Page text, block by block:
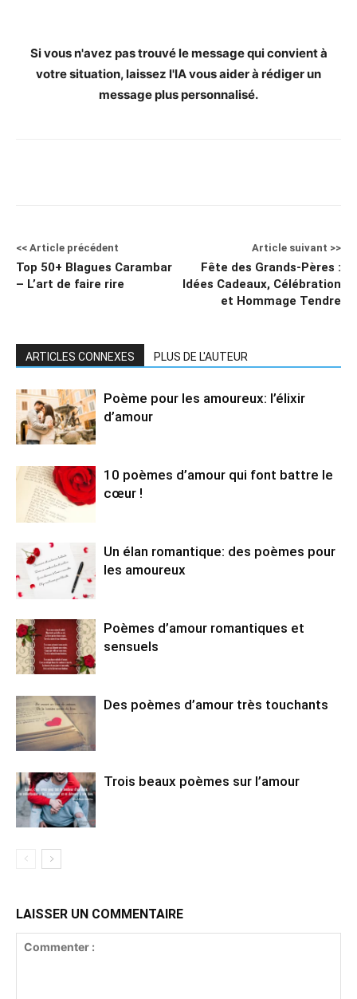
Si vous n'avez pas trouvé le message qui convient à
votre situation, laissez l'IA vous aider à rédiger un
message plus personnalisé.
<< Article précédent
Top 50+ Blagues Carambar
– L’art de faire rire
Article suivant >>
Fête des Grands-Pères :
Idées Cadeaux, Célébration
et Hommage Tendre
ARTICLES CONNEXES PLUS DE L'AUTEUR
Poème pour les amoureux: l’élixir
d’amour
10 poèmes d’amour qui font battre le
cœur !
Un élan romantique: des poèmes pour
les amoureux
Poèmes d’amour romantiques et
sensuels
Des poèmes d’amour très touchants
Trois beaux poèmes sur l’amour
LAISSER UN COMMENTAIRE